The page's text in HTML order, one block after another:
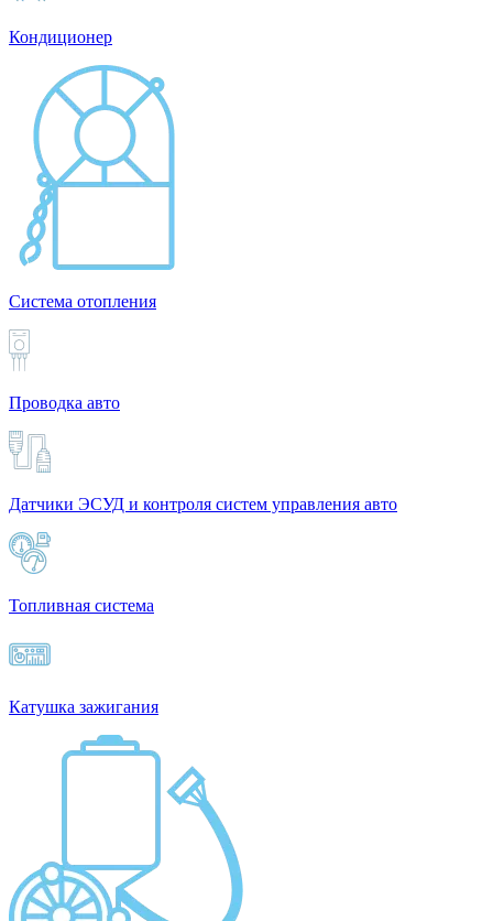
Кондиционер
Система отопления
Проводка авто
Датчики ЭСУД и контроля систем управления авто
Топливная система
Катушка зажигания